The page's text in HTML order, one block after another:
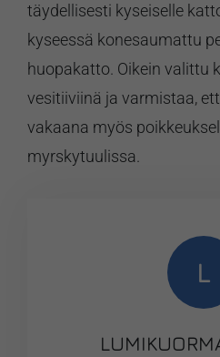
täydellisesti kyseiselle
kyseessä konesaumattu
huopakatto. Oikein valittu
vesitiiviinä ja varmistaa,
vakaana myös
myrskytuulissa.
L